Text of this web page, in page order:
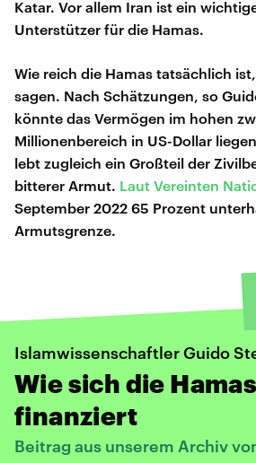
Katar. Vor allem Iran ist ein
Unterstützer für die Hamas.
Wie reich die Hamas tatsächlich
sagen. Nach Schätzungen, so
könnte das Vermögen im hohen
Millionenbereich in US-Dollar
lebt zugleich ein Großteil der
bitterer Armut. Laut Vereinten
September 2022 65 Prozent
Armutsgrenze.
Islamwissenschaftler Guido
Wie sich die Hamas
finanziert
Beitrag aus unserem Archiv